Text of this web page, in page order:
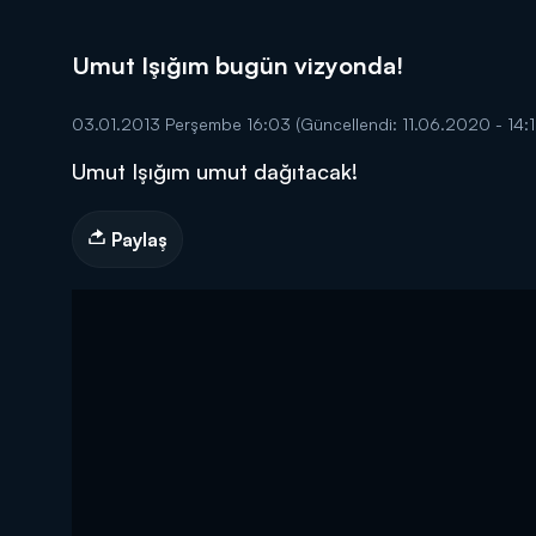
DİĞER SONUÇLAR
Umut Işığım bugün vizyonda!
03.01.2013 Perşembe 16:03 (Güncellendi: 11.06.2020 -
Umut Işığım umut dağıtacak!
Paylaş